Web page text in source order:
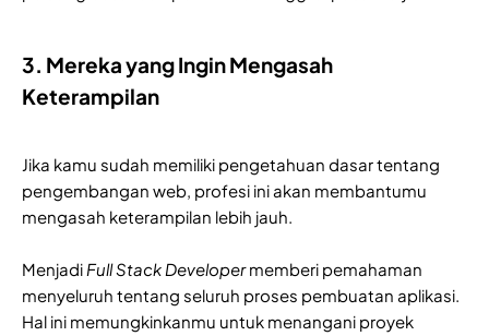
3. Mereka yang Ingin Mengasah
Keterampilan
Jika kamu sudah memiliki pengetahuan dasar tentang
pengembangan web, profesi ini akan membantumu
mengasah keterampilan lebih jauh.
Menjadi Full Stack Developermemberi pemahaman
menyeluruh tentang seluruh proses pembuatan aplikasi.
Hal ini memungkinkanmu untuk menangani proyek